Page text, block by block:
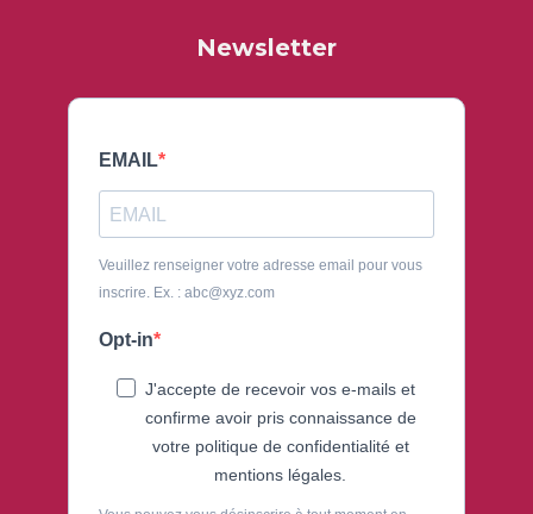
Newsletter
EMAIL
Veuillez renseigner votre adresse email pour vous
inscrire. Ex. : abc@xyz.com
Opt-in
J'accepte de recevoir vos e-mails et
confirme avoir pris connaissance de
votre politique de confidentialité et
mentions légales.